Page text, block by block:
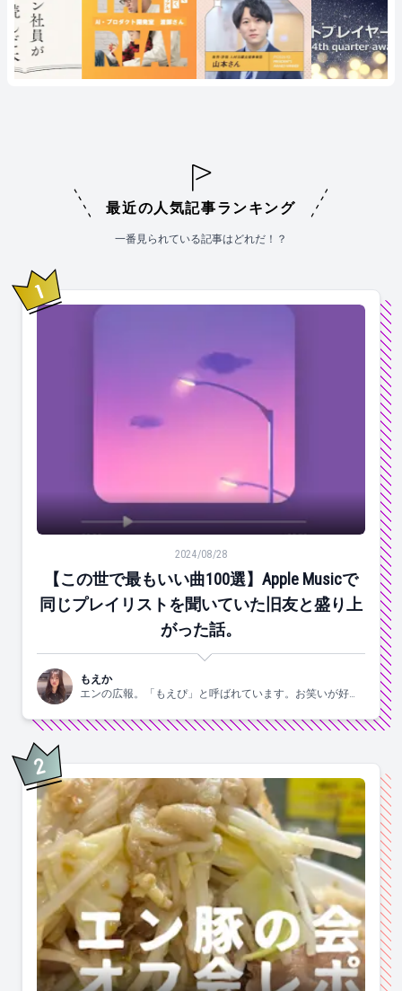
最近の人気記事ランキング
一番見られている記事はどれだ！？
1位
【この世で最もいい曲100選】Apple Musicで同じプレ
2024/08/28
【この世で最もいい曲100選】Apple Musicで
同じプレイリストを聞いていた旧友と盛り上
がった話。
もえか
エンの広報。「もえぴ」と呼ばれています。お笑いが好
2位